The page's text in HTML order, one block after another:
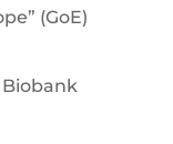
(GoE)